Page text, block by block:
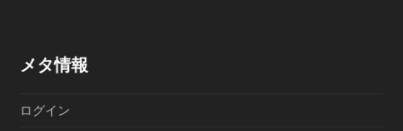
メタ情報
ログイン